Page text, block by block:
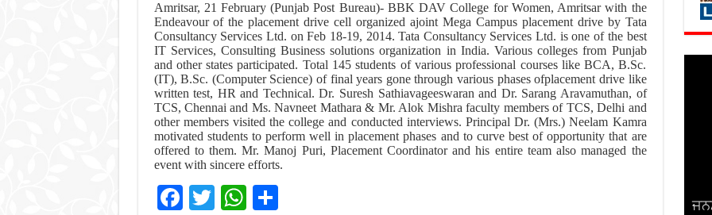
Amritsar, 21 February (Punjab Post Bureau)- BBK DAV College for Women, Amritsar with the
Endeavour of the placement drive cell organized ajoint Mega Campus placement drive by Tata
Consultancy Services Ltd. on Feb 18-19, 2014. Tata Consultancy Services Ltd. is one of the best
IT Services, Consulting Business solutions organization in India. Various colleges from Punjab
and other states participated. Total 145 students of various professional courses like BCA, B.Sc.
(IT), B.Sc. (Computer Science) of final years gone through various phases ofplacement drive like
written test, HR and Technical. Dr. Suresh Sathiavageeswaran and Dr. Sarang Aravamuthan, of
TCS, Chennai and Ms. Navneet Mathara & Mr. Alok Mishra faculty members of TCS, Delhi and
other members visited the college and conducted interviews. Principal Dr. (Mrs.) Neelam Kamra
motivated students to perform well in placement phases and to curve best of opportunity that are
offered to them. Mr. Manoj Puri, Placement Coordinator and his entire team also managed the
event with sincere efforts.
F
T W S